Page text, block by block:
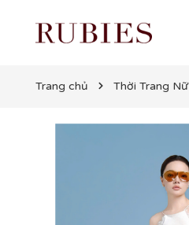
Trang chủ Thời Trang Nữ